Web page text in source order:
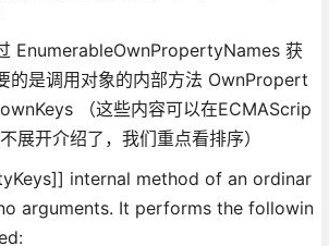
EnumerableOwnPropertyNames 获
的是调用对象的内部方法 OwnPropert
（这些内容可以在ECMAScrip
展开介绍了，我们重点看排序）
internal method of an ordinar
arguments. It performs the followin